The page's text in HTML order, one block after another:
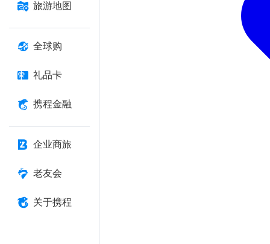
旅游地图
全球购
礼品卡
携程金融
企业商旅
老友会
关于携程